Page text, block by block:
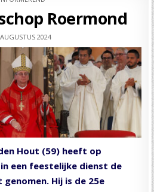
’26
Gemeente Maas-Heuvelland
Slavernijverleden
Roermond
2024
Hout (59) heeft op
een feestelijke dienst de
Hij is de 25e